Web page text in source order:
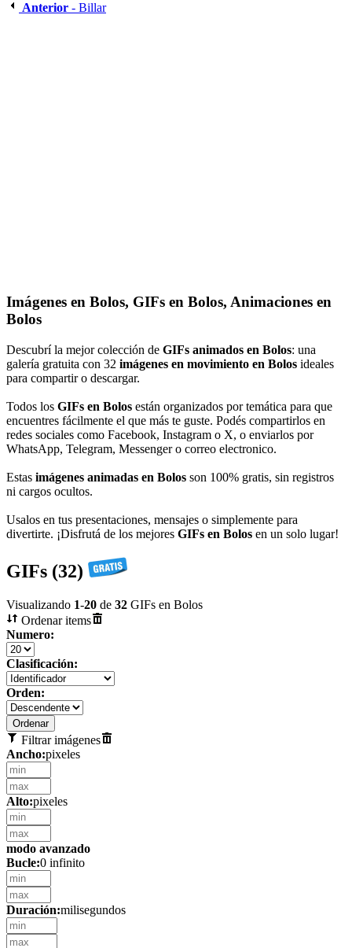
Anterior - Billar
Imágenes en Bolos, GIFs en Bolos, Animaciones en
Bolos
Descubrí la mejor colección de GIFs animados en Bolos: una
galería gratuita con 32 imágenes en movimiento en Bolos ideales
para compartir o descargar.
Todos los GIFs en Bolos están organizados por temática para que
encuentres fácilmente el que más te guste. Podés compartirlos en
redes sociales como Facebook, Instagram o X, o enviarlos por
WhatsApp, Telegram, Messenger o correo electronico.
Estas imágenes animadas en Bolos son 100% gratis, sin registros
ni cargos ocultos.
Usalos en tus presentaciones, mensajes o simplemente para
divertirte. ¡Disfrutá de los mejores GIFs en Bolos en un solo lugar!
GIFs (32)
Visualizando 1-20 de 32 GIFs en Bolos
Ordenar items
Numero:
Clasificación:
Orden:
Filtrar imágenes
Ancho:pixeles
Alto:pixeles
modo avanzado
Bucle:0 infinito
Duración:milisegundos